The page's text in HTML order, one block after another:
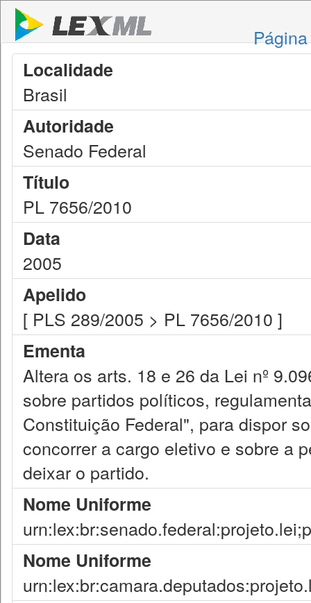
Localidade
Brasil
Autoridade
Senado Federal
Título
PL 7656/2010
Data
2005
Apelido
[ PLS 289/2005 > PL 7656/2010 ]
Ementa
Altera os arts. 18 e 26 da Lei nº
sobre partidos políticos,
Constituição Federal", para dispor
concorrer a cargo eletivo e sobre a
deixar o partido.
Nome Uniforme
Nome Uniforme